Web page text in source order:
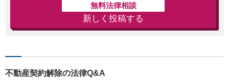
無料法律相談
新しく投稿する
不動産契約解除の法律Q&A